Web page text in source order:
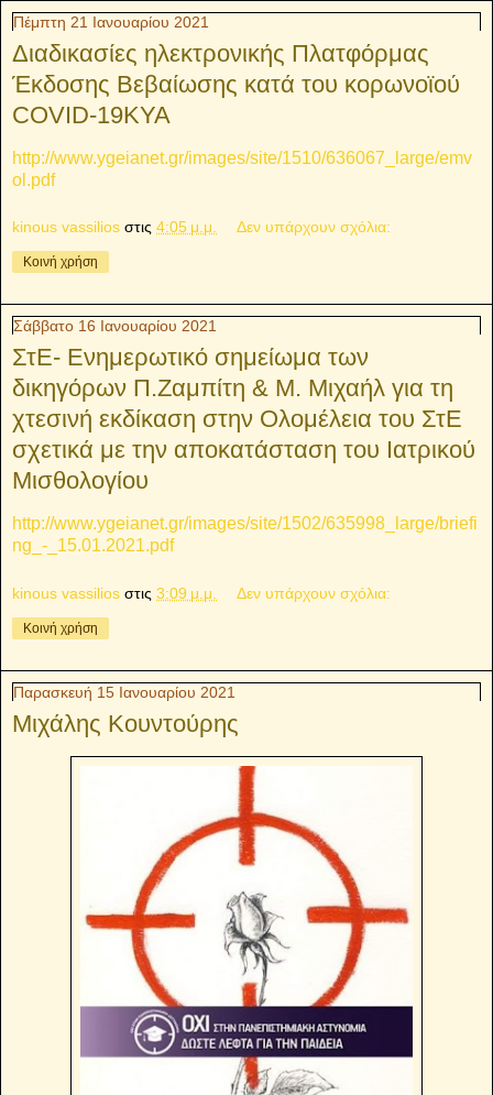
Πέμπτη 21 Ιανουαρίου 2021
Διαδικασίες ηλεκτρονικής Πλατφόρμας
Έκδοσης Βεβαίωσης κατά του κορωνοϊού
COVID-19ΚΥΑ
http://www.ygeianet.gr/images/site/1510/636067_large/emv
ol.pdf
kinous vassilios στις 4:05 μ.μ. Δεν υπάρχουν σχόλια:
Κοινή χρήση
Σάββατο 16 Ιανουαρίου 2021
ΣτΕ- Ενημερωτικό σημείωμα των
δικηγόρων Π.Ζαμπίτη & Μ. Μιχαήλ για τη
χτεσινή εκδίκαση στην Ολομέλεια του ΣτΕ
σχετικά με την αποκατάσταση του Ιατρικού
Μισθολογίου
http://www.ygeianet.gr/images/site/1502/635998_large/briefi
ng_-_15.01.2021.pdf
kinous vassilios στις 3:09 μ.μ. Δεν υπάρχουν σχόλια:
Κοινή χρήση
Παρασκευή 15 Ιανουαρίου 2021
Μιχάλης Κουντούρης